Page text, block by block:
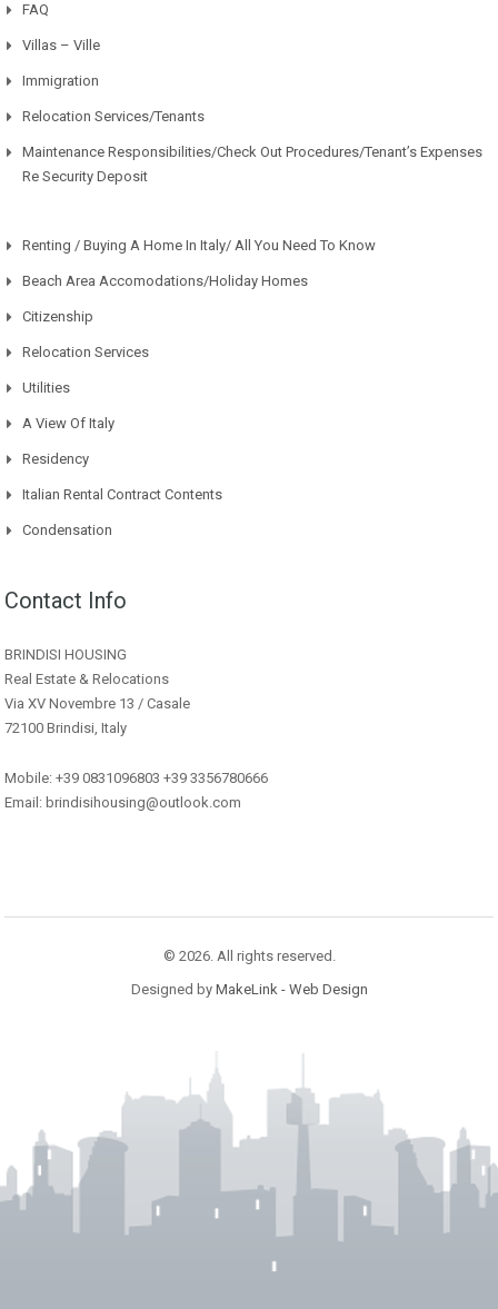
FAQ
Villas – Ville
Immigration
Relocation Services/Tenants
Maintenance Responsibilities/Check Out Procedures/Tenant’s Expenses
Re Security Deposit
Renting / Buying A Home In Italy/ All You Need To Know
Beach Area Accomodations/Holiday Homes
Citizenship
Relocation Services
Utilities
A View Of Italy
Residency
Italian Rental Contract Contents
Condensation
Contact Info
BRINDISI HOUSING
Real Estate & Relocations
Via XV Novembre 13 / Casale
72100 Brindisi, Italy
Mobile: +39 0831096803 +39 3356780666
Email: brindisihousing@outlook.com
© 2026. All rights reserved.
Designed by MakeLink - Web Design